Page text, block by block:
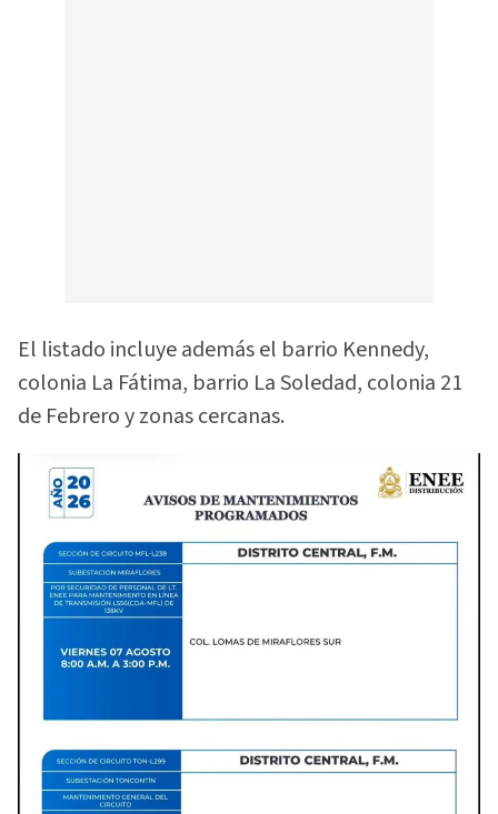
El listado incluye además el barrio Kennedy,
colonia La Fátima, barrio La Soledad, colonia 21
de Febrero y zonas cercanas.